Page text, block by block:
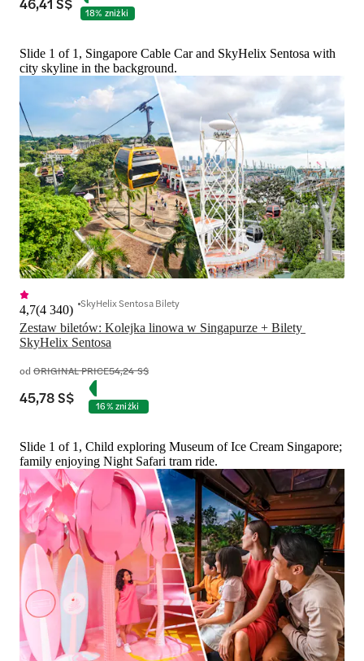
18% zniżki
Slide 1 of 1, Singapore Cable Car and SkyHelix Sentosa with
city skyline in the background.
Zestaw biletów: Kolejka linowa w Singapurze + Bilety
SkyHelix Sentosa
4,7(4 340) SkyHelix Sentosa Bilety
od ORIGINAL PRICE54,24 S$
45,78 S$ 16% zniżki
Slide 1 of 1, Child exploring Museum of Ice Cream Singapore;
family enjoying Night Safari tram ride.